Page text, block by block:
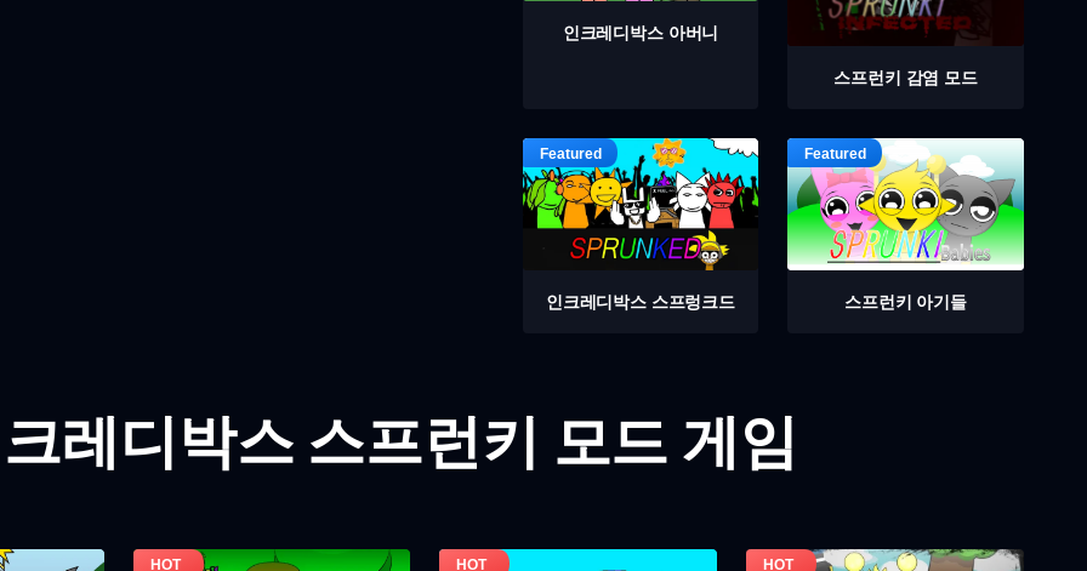
인크레디박스 아버니
스프런키 감염 모드
인크레디박스 스프렁크드 스프런키 아기들
레디박스 스프런키 모드 게임